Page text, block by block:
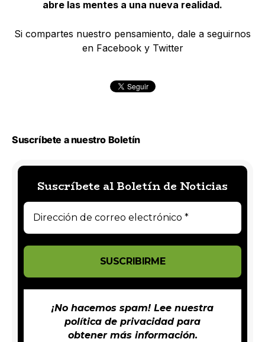
abre las mentes a una nueva realidad.
Si compartes nuestro pensamiento, dale a seguirnos
en Facebook y Twitter
Suscríbete a nuestro Boletín
Suscríbete al Boletín de Noticias
¡No hacemos spam! Lee nuestra
política de privacidadpara
obtener más información.